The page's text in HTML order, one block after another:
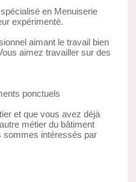
en Menuiserie
expérimenté.
aimant le travail bien
aimez travailler sur des
ponctuels
et que vous avez déjà
métier du bâtiment
sommes intéressés par